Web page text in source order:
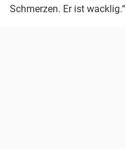
Schmerzen. Er ist wacklig.“